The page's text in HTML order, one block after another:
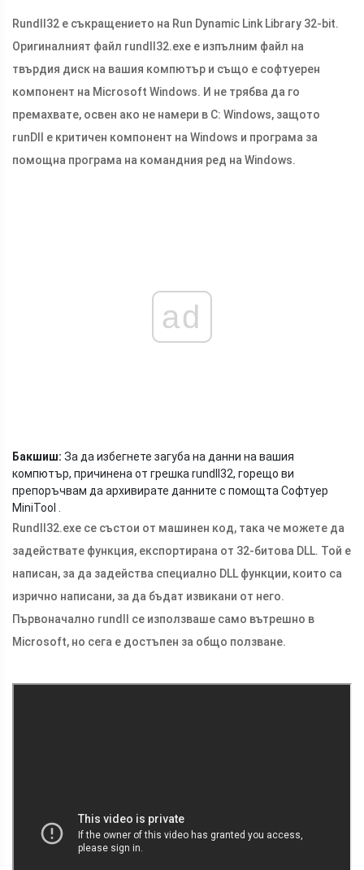
Rundll32 е съкращението на Run Dynamic Link Library 32-bit.
Оригиналният файл rundll32.exe е изпълним файл на
твърдия диск на вашия компютър и също е софтуерен
компонент на Microsoft Windows. И не трябва да го
премахвате, освен ако не намери в C: Windows, защото
runDll е критичен компонент на Windows и програма за
помощна програма на командния ред на Windows.
ad
Бакшиш: За да избегнете загуба на данни на вашия
компютър, причинена от грешка rundll32, горещо ви
препоръчвам да архивирате данните с помощта Софтуер
MiniTool .
Rundll32.exe се състои от машинен код, така че можете да
задействате функция, експортирана от 32-битова DLL. Той е
написан, за да задейства специално DLL функции, които са
изрично написани, за да бъдат извикани от него.
Първоначално rundll се използваше само вътрешно в
Microsoft, но сега е достъпен за общо ползване.